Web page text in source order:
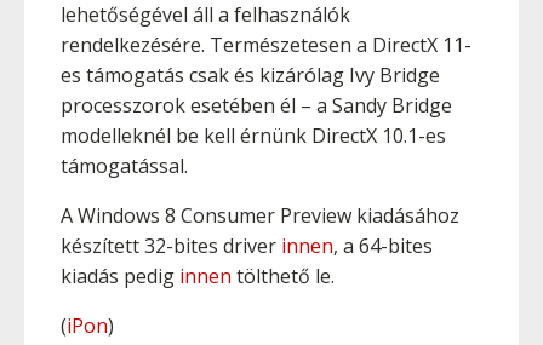
lehetőségével áll a felhasználók
rendelkezésére. Természetesen a DirectX 11-
es támogatás csak és kizárólag Ivy Bridge
processzorok esetében él – a Sandy Bridge
modelleknél be kell érnünk DirectX 10.1-es
támogatással.
A Windows 8 Consumer Preview kiadásához
készített 32-bites driver innen, a 64-bites
kiadás pedig innen tölthető le.
(iPon)